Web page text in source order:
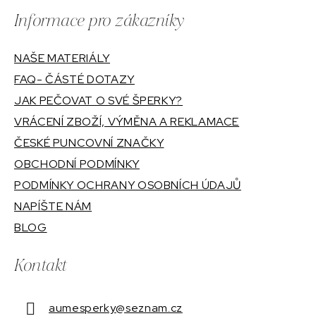
Informace pro zákazníky
NAŠE MATERIÁLY
FAQ- ČÁSTÉ DOTAZY
JAK PEČOVAT O SVÉ ŠPERKY?
VRÁCENÍ ZBOŽÍ, VÝMĚNA A REKLAMACE
ČESKÉ PUNCOVNÍ ZNAČKY
OBCHODNÍ PODMÍNKY
PODMÍNKY OCHRANY OSOBNÍCH ÚDAJŮ
NAPÍŠTE NÁM
BLOG
Kontakt
aumesperky@seznam.cz